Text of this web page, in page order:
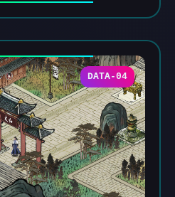
DATA-04